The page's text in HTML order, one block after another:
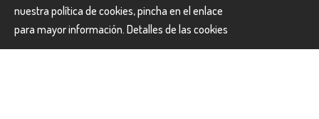
LaNau Viatges © Todos los derechos reservados.
nuestra política de cookies, pincha en el enlace
para mayor información. Detalles de las cookies